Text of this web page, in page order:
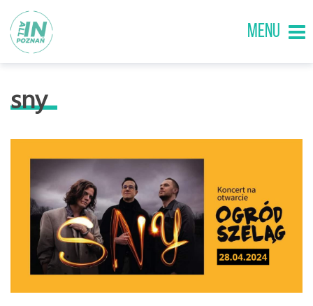
MENU
sny